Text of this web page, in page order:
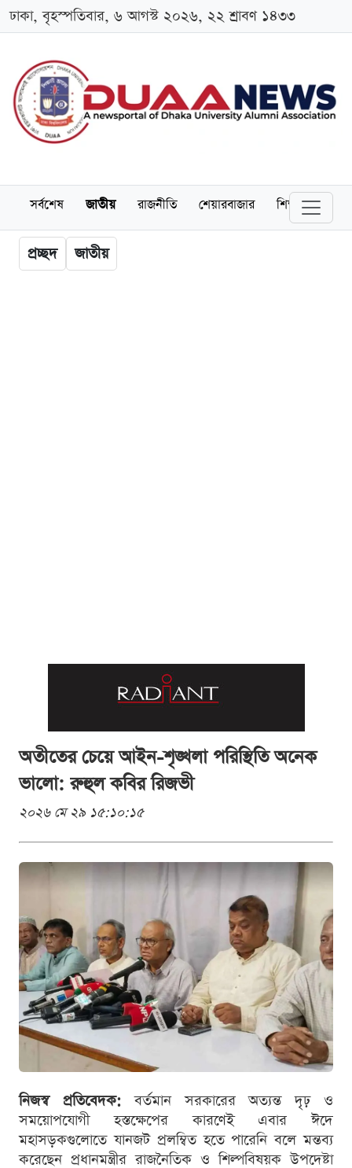
ঢাকা, বৃহস্পতিবার, ৬ আগস্ট ২০২৬, ২২ শ্রাবণ ১৪৩৩
সর্বশেষ জাতীয় রাজনীতি শেয়ারবাজার শিক্ষা
প্রচ্ছদ জাতীয়
অতীতের চেয়ে আইন-শৃঙ্খলা পরিস্থিতি অনেক
ভালো: রুহুল কবির রিজভী
২০২৬ মে ২৯ ১৫:১০:১৫
নিজস্ব প্রতিবেদক:বর্তমান সরকারের অত্যন্ত দৃঢ় ও
সময়োপযোগী হস্তক্ষেপের কারণেই এবার ঈদে
মহাসড়কগুলোতে যানজট প্রলম্বিত হতে পারেনি বলে মন্তব্য
করেছেন প্রধানমন্ত্রীর রাজনৈতিক ও শিল্পবিষয়ক উপদেষ্টা